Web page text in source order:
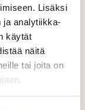
Lisäksi
ja analytiikka-
käytät
näitä
tai joita on